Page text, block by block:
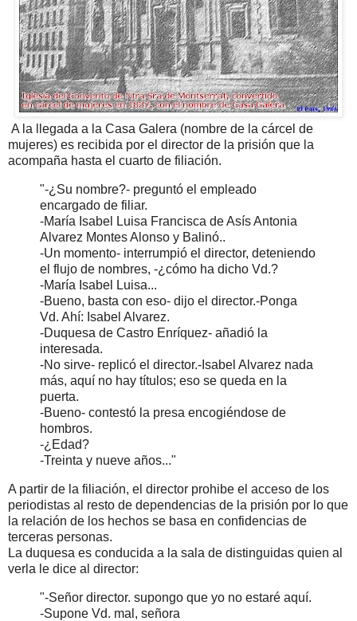
A la llegada a la Casa Galera (nombre de la cárcel de
mujeres) es recibida por el director de la prisión que la
acompaña hasta el cuarto de filiación.
"-¿Su nombre?- preguntó el empleado
encargado de filiar.
-María Isabel Luisa Francisca de Asís Antonia
Alvarez Montes Alonso y Balinó..
-Un momento- interrumpió el director, deteniendo
el flujo de nombres, -¿cómo ha dicho Vd.?
-María Isabel Luisa...
-Bueno, basta con eso- dijo el director.-Ponga
Vd. Ahí: Isabel Alvarez.
-Duquesa de Castro Enríquez- añadió la
interesada.
-No sirve- replicó el director.-Isabel Alvarez nada
más, aquí no hay títulos; eso se queda en la
puerta.
-Bueno- contestó la presa encogiéndose de
hombros.
-¿Edad?
-Treinta y nueve años..."
A partir de la filiación, el director prohibe el acceso de los
periodistas al resto de dependencias de la prisión por lo que
la relación de los hechos se basa en confidencias de
terceras personas.
La duquesa es conducida a la sala de distinguidas quien al
verla le dice al director:
"-Señor director. supongo que yo no estaré aquí.
-Supone Vd. mal, señora